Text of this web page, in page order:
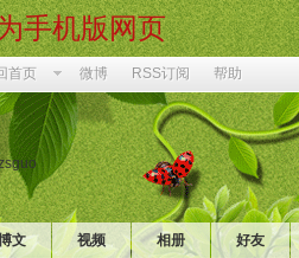
手机版网页
首页 微博 RSS订阅 帮助
文 视频 相册 好友